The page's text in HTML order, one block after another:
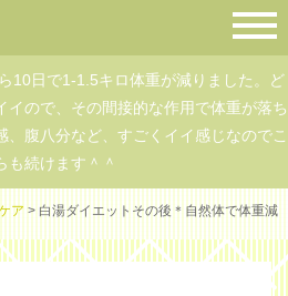
10日で1-1.5キロ体重が減りました。ど
イので、その間接的な作用で体重が落ち
腹八分など、すごくイイ感じなのでこ
も続けます＾＾
ア > 白湯ダイエットその後＊自然体で体重減